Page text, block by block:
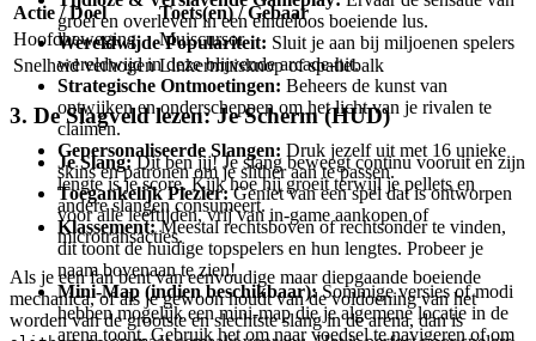
groei en overleven in een eindeloos boeiende lus.
Wereldwijde Populariteit: Sluit je aan bij miljoenen spelers
wereldwijd in deze blijvende arcade-hit.
Strategische Ontmoetingen: Beheers de kunst van
ontwijken en onderscheppen om het licht van je rivalen te
claimen.
Gepersonaliseerde Slangen: Druk jezelf uit met 16 unieke
skins en patronen om je slither aan te passen.
Toegankelijk Plezier:Geniet van een spel dat is ontworpen
voor alle leeftijden, vrij van in-game aankopen of
microtransacties.
Als je een fan bent van eenvoudige maar diepgaande boeiende
mechanica, of als je gewoon houdt van de voldoening van het
worden van de grootste en slechtste slang in de arena, dan is
Actie / Doel
Toets(en) / Gebaar
Hoofdbeweging
Muiscursor
Snelheid verhogen Linkermuisknop of spatiebalk
3. De Slagveld lezen: Je Scherm (HUD)
Je Slang:Dit ben jij! Je slang beweegt continu vooruit en zijn
lengte is je score. Kijk hoe hij groeit terwijl je pellets en
andere slangen consumeert.
Klassement:Meestal rechtsboven of rechtsonder te vinden,
dit toont de huidige topspelers en hun lengtes. Probeer je
naam bovenaan te zien!
Mini-Map (indien beschikbaar):Sommige versies of modi
hebben mogelijk een mini-map die je algemene locatie in de
arena toont. Gebruik het om naar voedsel te navigeren of om